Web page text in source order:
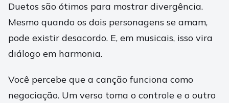
Duetos são ótimos para mostrar divergência.
Mesmo quando os dois personagens se amam,
pode existir desacordo. E, em musicais, isso vira
diálogo em harmonia.
Você percebe que a canção funciona como
negociação. Um verso toma o controle e o outro